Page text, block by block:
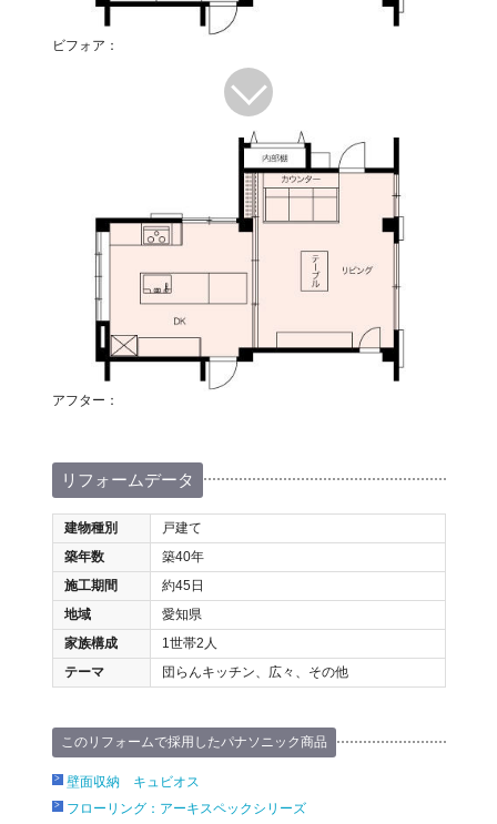
ビフォア：
アフター：
リフォームデータ
建物種別
戸建て
築年数
築40年
施工期間
約45日
地域
愛知県
家族構成
1世帯2人
テーマ
団らんキッチン、広々、その他
このリフォームで採用したパナソニック商品
壁面収納 キュビオス
フローリング：アーキスペックシリーズ